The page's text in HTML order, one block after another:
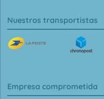
Nuestros transportistas
Empresa comprometida